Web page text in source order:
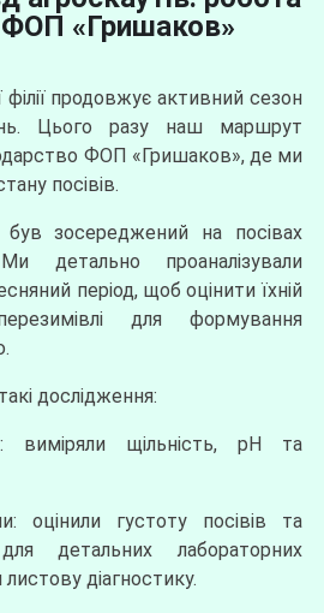
ФОП «Гришаков»
продовжує активний сезон
Цього разу наш маршрут
ФОП «Гришаков», де ми
посівів.
зосереджений на посівах
детально проаналізували
період, щоб оцінити їхній
для формування
дослідження:
виміряли щільність, pН та
оцінили густоту посівів та
детальних лабораторних
діагностику.